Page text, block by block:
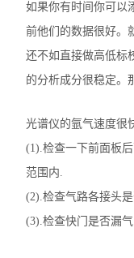
如果你有时间你可以
前他们的数据很好。
还不如直接做高低标
的分析成分很稳定。
光谱仪的氩气速度很
(1).检查一下前面板
范围内.
(2).检查气路各接头
(3).检查快门是否漏